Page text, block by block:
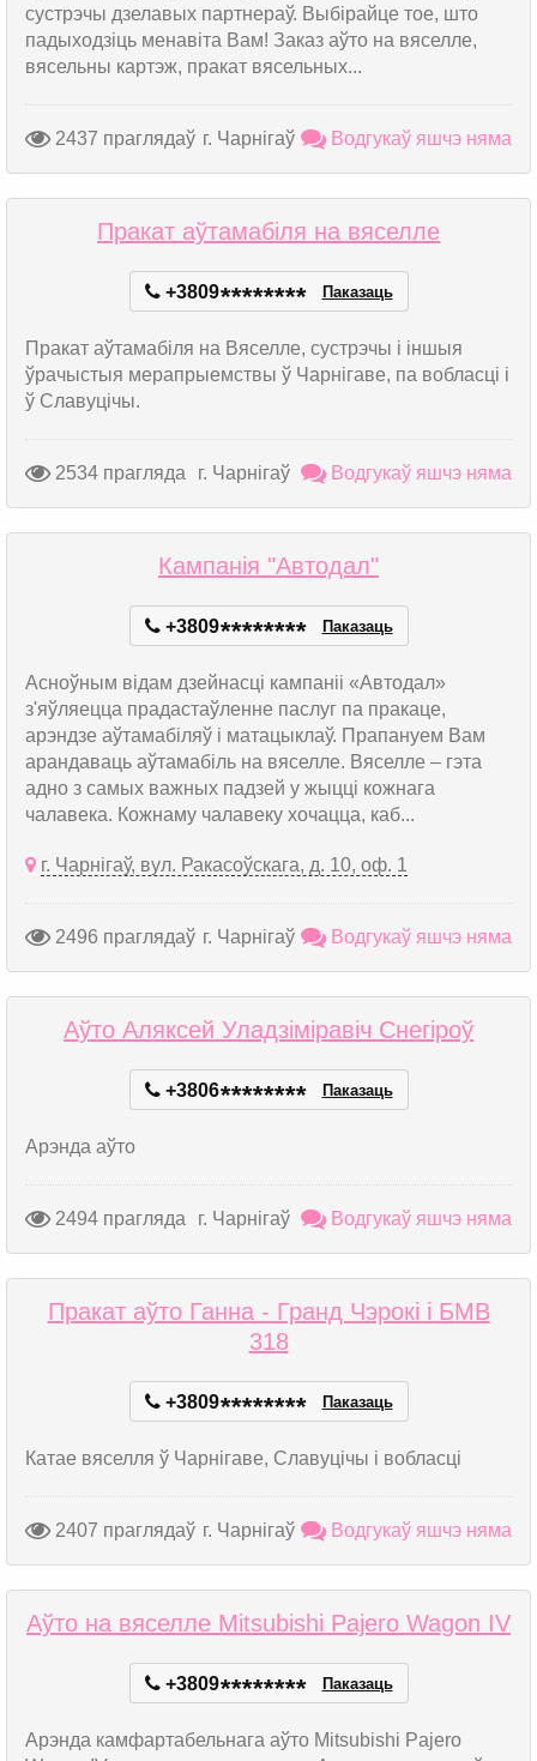
сустрэчы дзелавых партнераў. Выбірайце тое, што
падыходзіць менавіта Вам! Заказ аўто на вяселле,
вясельны картэж, пракат вясельных...
2437 праглядаў г. Чарнігаў Водгукаў яшчэ няма
Пракат аўтамабіля на вяселле
+3809******** Паказаць
Пракат аўтамабіля на Вяселле, сустрэчы і іншыя
ўрачыстыя мерапрыемствы ў Чарнігаве, па вобласці і
ў Славуцічы.
2534 прагляда г. Чарнігаў Водгукаў яшчэ няма
Кампанія "Автодал"
+3809******** Паказаць
Асноўным відам дзейнасці кампаніі «Автодал»
з'яўляецца прадастаўленне паслуг па пракаце,
арэндзе аўтамабіляў і матацыклаў. Прапануем Вам
арандаваць аўтамабіль на вяселле. Вяселле – гэта
адно з самых важных падзей у жыцці кожнага
чалавека. Кожнаму чалавеку хочацца, каб...
г. Чарнігаў, вул. Ракасоўскага, д. 10, оф. 1
2496 праглядаў г. Чарнігаў Водгукаў яшчэ няма
Аўто Аляксей Уладзіміравіч Снегіроў
+3806******** Паказаць
Арэнда аўто
2494 прагляда г. Чарнігаў Водгукаў яшчэ няма
Пракат аўто Ганна - Гранд Чэрокі і БМВ
318
+3809******** Паказаць
Катае вяселля ў Чарнігаве, Славуцічы і вобласці
2407 праглядаў г. Чарнігаў Водгукаў яшчэ няма
Аўто на вяселле Mitsubishi Pajero Wagon IV
+3809******** Паказаць
Арэнда камфартабельнага аўто Mitsubishi Pajero